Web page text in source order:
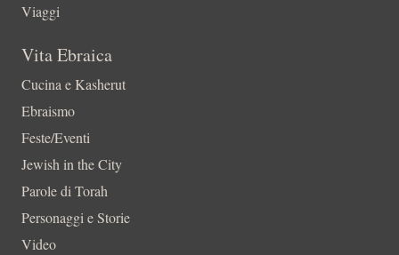
Viaggi
Vita Ebraica
Cucina e Kasherut
Ebraismo
Feste/Eventi
Jewish in the City
Parole di Torah
Personaggi e Storie
Video